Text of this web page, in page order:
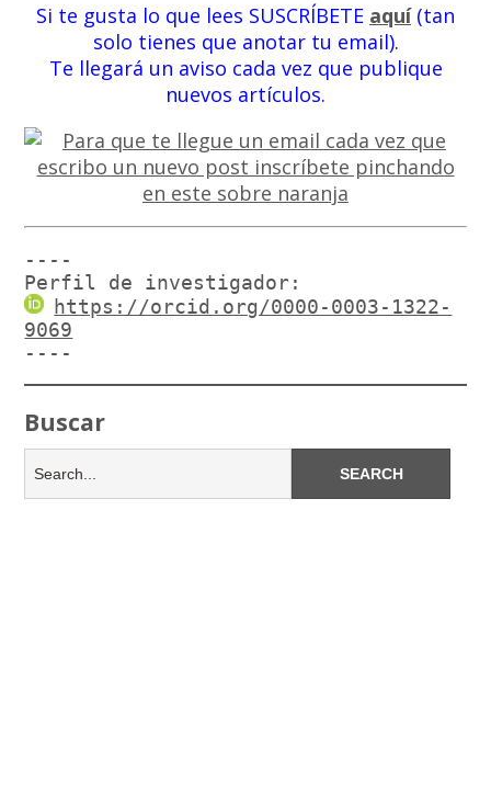
Si te gusta lo que lees SUSCRÍBETE aquí(tan
solo tienes que anotar tu email).
Te llegará un aviso cada vez que publique
nuevos artículos.
----
Perfil de investigador:
https://orcid.org/0000-0003-1322-
9069
----
Buscar